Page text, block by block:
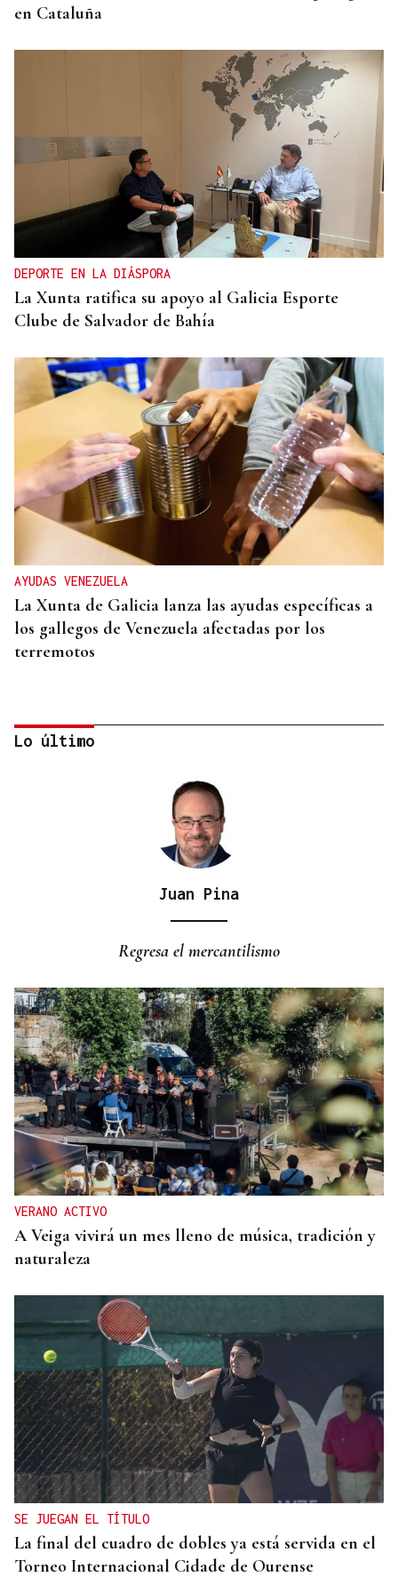
en Cataluña
DEPORTE EN LA DIÁSPORA
La Xunta ratifica su apoyo al Galicia Esporte
Clube de Salvador de Bahía
AYUDAS VENEZUELA
La Xunta de Galicia lanza las ayudas específicas a
los gallegos de Venezuela afectadas por los
terremotos
distancia de asturiano y eonaviego
Lo último
Juan Pina
Regresa el mercantilismo
VERANO ACTIVO
A Veiga vivirá un mes lleno de música, tradición y
naturaleza
SE JUEGAN EL TÍTULO
La final del cuadro de dobles ya está servida en el
Torneo Internacional Cidade de Ourense